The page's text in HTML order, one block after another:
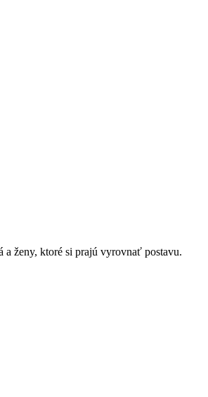
a ženy, ktoré si prajú vyrovnať postavu.